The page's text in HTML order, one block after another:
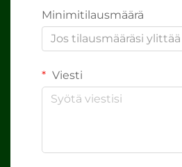
Minimitilausmäärä
Jos tilausmääräsi
Viesti